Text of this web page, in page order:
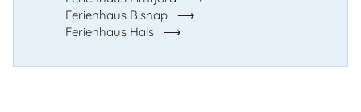
Ferienhaus Bisnap
Ferienhaus Hals